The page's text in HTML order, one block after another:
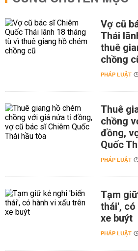
Vợ cũ
Thái
thuê
chồng
PHÁP LUẬT
Thuê
chồng
đồng,
Quốc
PHÁP LUẬT
Tạm
thái', có
xe buýt
PHÁP LUẬT